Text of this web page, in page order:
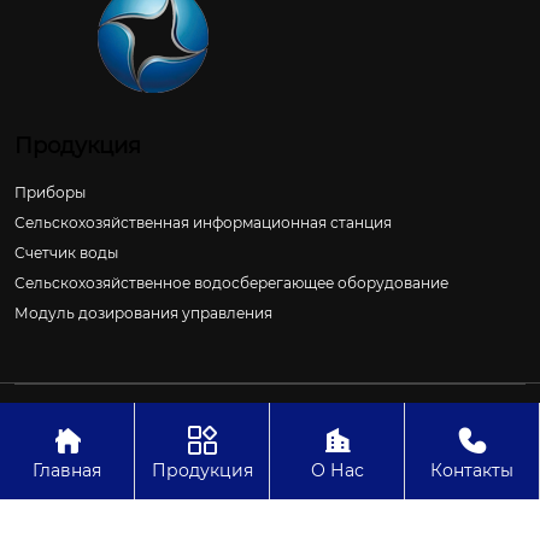
Приборы
Сельскохозяйственная информационная станция
Счетчик воды
Сельскохозяйственное водосберегающее оборудование
Модуль дозирования управления
Электроэнергетики И Управление Проект

Главная

Продукция

О Нас

Контакты